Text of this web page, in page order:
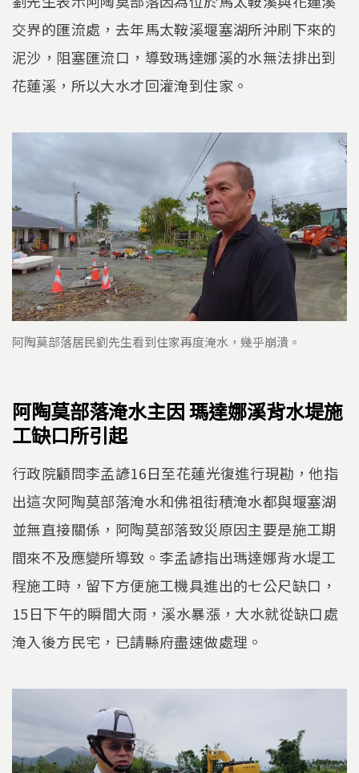
交界的匯流處，去年馬太鞍溪堰塞湖所沖刷下來的
泥沙，阻塞匯流口，導致瑪達娜溪的水無法排出到
花蓮溪，所以大水才回灌淹到住家。
阿陶莫部落居民劉先生看到住家再度淹水，幾乎崩潰。
阿陶莫部落淹水主因 瑪達娜溪背水堤施
工缺口所引起
行政院顧問李孟諺16日至花蓮光復進行現勘，他指
出這次阿陶莫部落淹水和佛祖街積淹水都與堰塞湖
並無直接關係，阿陶莫部落致災原因主要是施工期
間來不及應變所導致。李孟諺指出瑪達娜背水堤工
程施工時，留下方便施工機具進出的七公尺缺口，
15日下午的瞬間大雨，溪水暴漲，大水就從缺口處
淹入後方民宅，已請縣府盡速做處理。